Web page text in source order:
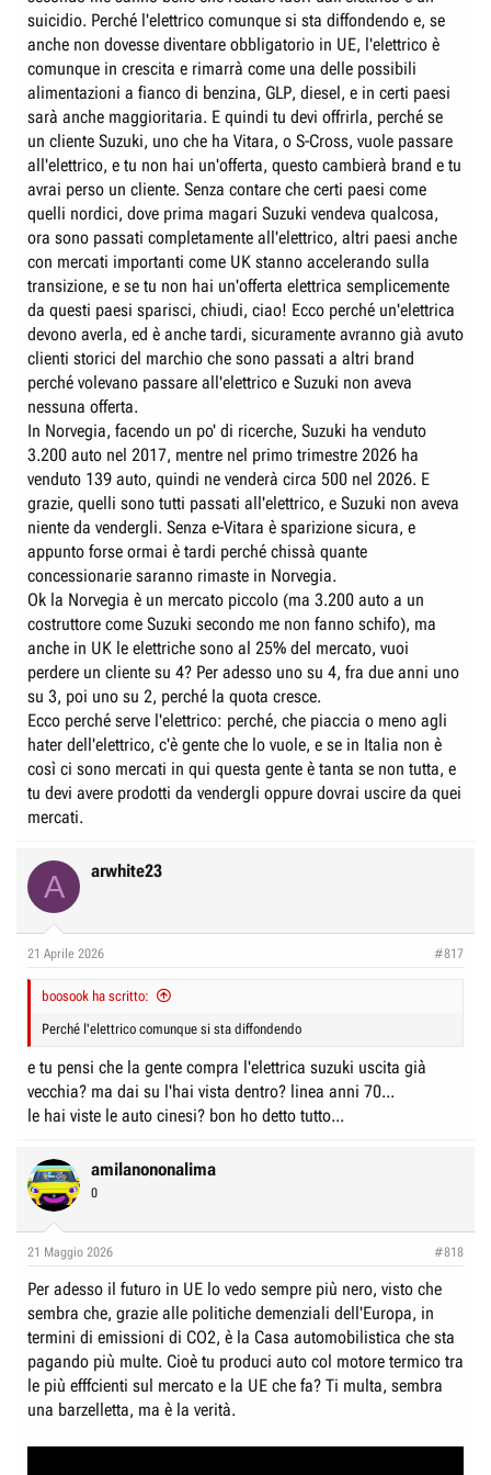
suicidio. Perché l'elettrico comunque si sta diffondendo e, se
anche non dovesse diventare obbligatorio in UE, l'elettrico è
comunque in crescita e rimarrà come una delle possibili
alimentazioni a fianco di benzina, GLP, diesel, e in certi paesi
sarà anche maggioritaria. E quindi tu devi offrirla, perché se
un cliente Suzuki, uno che ha Vitara, o S-Cross, vuole passare
all'elettrico, e tu non hai un'offerta, questo cambierà brand e tu
avrai perso un cliente. Senza contare che certi paesi come
quelli nordici, dove prima magari Suzuki vendeva qualcosa,
ora sono passati completamente all'elettrico, altri paesi anche
con mercati importanti come UK stanno accelerando sulla
transizione, e se tu non hai un'offerta elettrica semplicemente
da questi paesi sparisci, chiudi, ciao! Ecco perché un'elettrica
devono averla, ed è anche tardi, sicuramente avranno già avuto
clienti storici del marchio che sono passati a altri brand
perché volevano passare all'elettrico e Suzuki non aveva
nessuna offerta.
In Norvegia, facendo un po' di ricerche, Suzuki ha venduto
3.200 auto nel 2017, mentre nel primo trimestre 2026 ha
venduto 139 auto, quindi ne venderà circa 500 nel 2026. E
grazie, quelli sono tutti passati all'elettrico, e Suzuki non aveva
niente da vendergli. Senza e-Vitara è sparizione sicura, e
appunto forse ormai è tardi perché chissà quante
concessionarie saranno rimaste in Norvegia.
Ok la Norvegia è un mercato piccolo (ma 3.200 auto a un
costruttore come Suzuki secondo me non fanno schifo), ma
anche in UK le elettriche sono al 25% del mercato, vuoi
perdere un cliente su 4? Per adesso uno su 4, fra due anni uno
su 3, poi uno su 2, perché la quota cresce.
Ecco perché serve l'elettrico: perché, che piaccia o meno agli
hater dell'elettrico, c'è gente che lo vuole, e se in Italia non è
così ci sono mercati in qui questa gente è tanta se non tutta, e
tu devi avere prodotti da vendergli oppure dovrai uscire da quei
mercati.
A arwhite23
21 Aprile 2026 #817
boosook ha scritto:
Perché l'elettrico comunque si sta diffondendo
e tu pensi che la gente compra l'elettrica suzuki uscita già
vecchia? ma dai su l'hai vista dentro? linea anni 70...
le hai viste le auto cinesi? bon ho detto tutto...
amilanononalima
0
21 Maggio 2026 #818
Per adesso il futuro in UE lo vedo sempre più nero, visto che
sembra che, grazie alle politiche demenziali dell'Europa, in
termini di emissioni di CO2, è la Casa automobilistica che sta
pagando più multe. Cioè tu produci auto col motore termico tra
le più efffcienti sul mercato e la UE che fa? Ti multa, sembra
una barzelletta, ma è la verità.